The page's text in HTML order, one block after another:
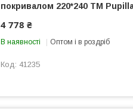
покривалом 220*240 ТМ
4 778 ₴
В наявності Оптом і в роздріб
41235